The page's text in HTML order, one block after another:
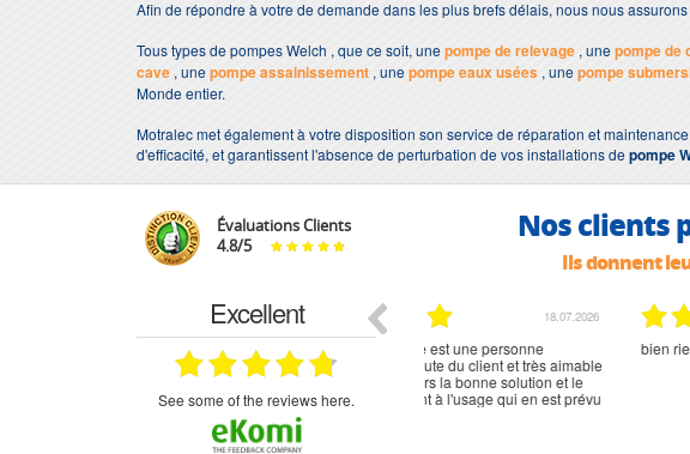
Afin de répondre à votre de demande dans les plus brefs délais, nous nous
Tous types de pompes Welch , que ce soit, unepompe de relevage , unepompe de
cave , unepompe assainissement , unepompe eaux usées , unepompe
Monde entier.
Motralec met également à votre disposition son service de réparation et
d'efficacité, et garantissent l'absence de perturbation de vos installations depompe
Évaluations Clients
4.8/5 Nos clients
Ils donnent
Excellent
see some of the reviews here.
07.07.2026
bien rien a dire .what else RAS